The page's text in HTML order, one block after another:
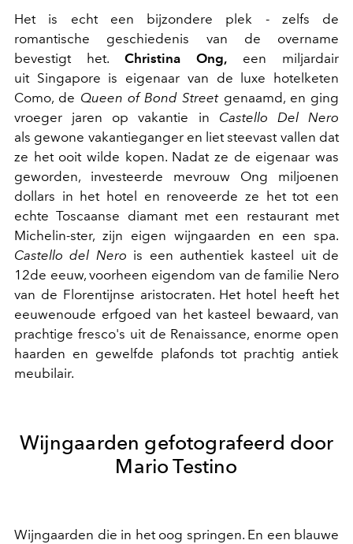
Het is echt een bijzondere plek - zelfs de
romantische geschiedenis van de overname
bevestigt het. Christina Ong, een miljardair
uit Singapore is eigenaar van de luxe hotelketen
Como, de Queen of Bond Street genaamd, en ging
vroeger jaren op vakantie in Castello Del Nero
als gewone vakantieganger en liet steevast vallen dat
ze het ooit wilde kopen. Nadat ze de eigenaar was
geworden, investeerde mevrouw Ong miljoenen
dollars in het hotel en renoveerde ze het tot een
echte Toscaanse diamant met een restaurant met
Michelin-ster, zijn eigen wijngaarden en een spa.
Castello del Nero is een authentiek kasteel uit de
12de eeuw, voorheen eigendom van de familie Nero
van de Florentijnse aristocraten. Het hotel heeft het
eeuwenoude erfgoed van het kasteel bewaard, van
prachtige fresco's uit de Renaissance, enorme open
haarden en gewelfde plafonds tot prachtig antiek
meubilair.
Wijngaarden gefotografeerd door
Mario Testino
Wijngaarden die in het oog springen. En een blauwe